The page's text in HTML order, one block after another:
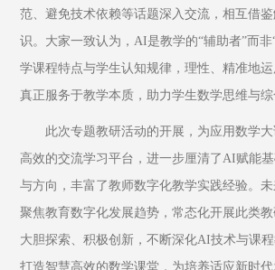
范、避免技术依赖等话题深入交流，相互借
识。大家一致认为，AI是教学的“辅助者”而非
学课程特点与学生认知规律，理性、精准地
真正服务于教学本质，助力学生数学思维与综
此次专题教研活动的开展，为应用数学
高效的交流学习平台，进一步厘清了AI赋能
与方向，丰富了教师数字化教学实践经验。
聚焦教育数字化发展趋势，常态化开展此类
大胆探索、积极创新，不断深化AI技术与课程
打造智慧高效的数学课堂，为培养适应新时